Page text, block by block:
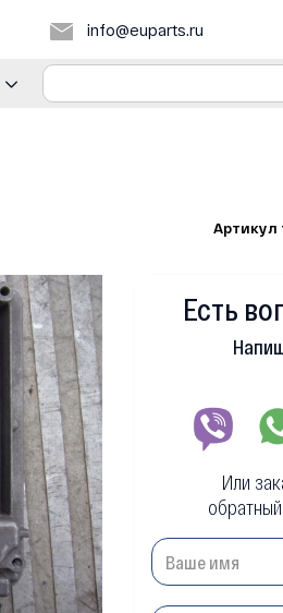
info@euparts.ru
Артикул
Есть
Или